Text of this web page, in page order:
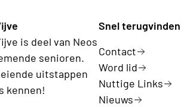
is deel van Neos
senioren.
uitstappen
kennen!
Snel terugvinden
Contact
Word lid
Nuttige Links
Nieuws